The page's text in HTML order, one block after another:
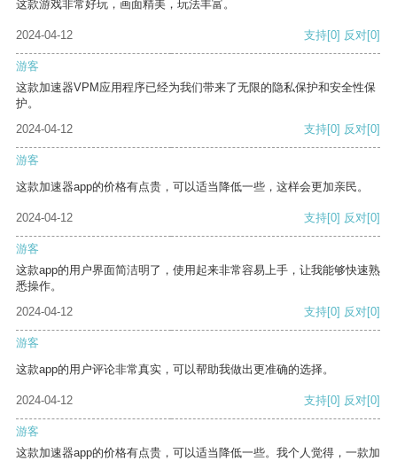
这款游戏非常好玩，画面精美，玩法丰富。
2024-04-12 支持[0] 反对[0]
游客
这款加速器VPM应用程序已经为我们带来了无限的隐私保护和安全性保
护。
2024-04-12
支持[0] 反对[0]
游客
这款加速器app的价格有点贵，可以适当降低一些，这样会更加亲民。
2024-04-12 支持[0] 反对[0]
游客
这款app的用户界面简洁明了，使用起来非常容易上手，让我能够快速熟
悉操作。
2024-04-12
支持[0] 反对[0]
游客
这款app的用户评论非常真实，可以帮助我做出更准确的选择。
2024-04-12 支持[0] 反对[0]
游客
这款加速器app的价格有点贵，可以适当降低一些。我个人觉得，一款加